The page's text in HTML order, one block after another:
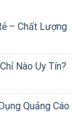
– Chất Lượng
Nào Uy Tín?
Quảng Cáo